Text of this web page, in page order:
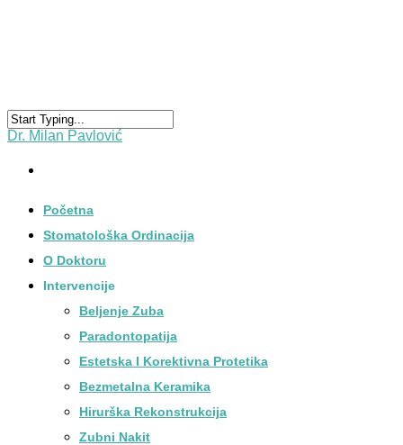
Dr. Milan Pavlović
Početna
Stomatološka Ordinacija
O Doktoru
Intervencije
Beljenje Zuba
Paradontopatija
Estetska I Korektivna Protetika
Bezmetalna Keramika
Hirurška Rekonstrukcija
Zubni Nakit